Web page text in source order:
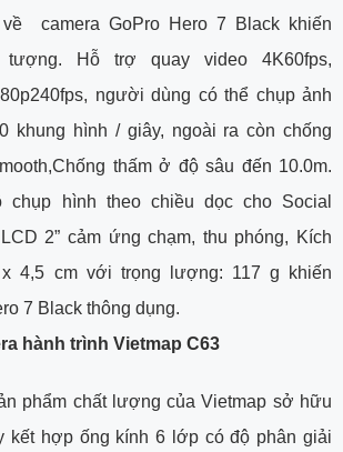
camera GoPro Hero 7 Black khiến
Hỗ trợ quay video 4K60fps,
người dùng có thể chụp ảnh
khung hình / giây, ngoài ra còn chống
thấm ở độ sâu đến 10.0m.
hình theo chiều dọc cho Social
2” cảm ứng chạm, thu phóng, Kích
4,5 cm với trọng lượng: 117 g khiến
7 Black thông dụng.
hành trình Vietmap C63
phẩm chất lượng của Vietmap sở hữu
kết hợp ống kính 6 lớp có độ phân giải